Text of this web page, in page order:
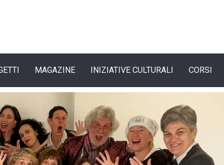
MAGAZINE INIZIATIVE CULTURALI CORSI